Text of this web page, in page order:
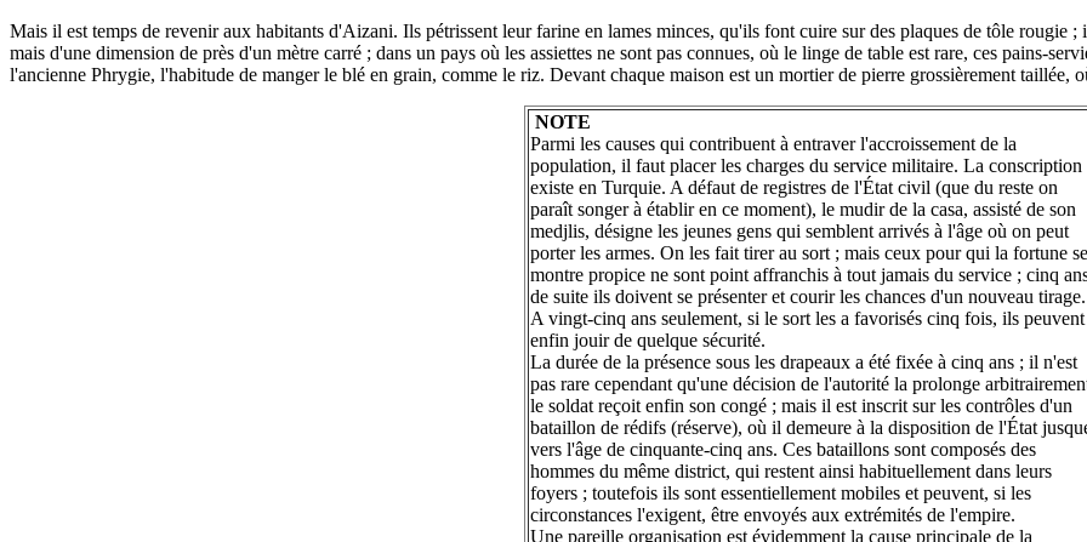
Mais il est temps de revenir aux habitants d'Aizani. Ils pétrissent leur farine en lames minces, qu'ils font cuire sur des plaques de tôle rougie ;
mais d'une dimension de près d'un mètre carré ; dans un pays où les assiettes ne sont pas connues, où le linge de table est rare, ces pains-
l'ancienne Phrygie, l'habitude de manger le blé en grain, comme le riz. Devant chaque maison est un mortier de pierre grossièrement taillée,
NOTE
Parmi les causes qui contribuent à entraver l'accroissement de la
population, il faut placer les charges du service militaire. La conscription
existe en Turquie. A défaut de registres de l'État civil (que du reste on
paraît songer à établir en ce moment), le mudir de la casa, assisté de son
medjlis, désigne les jeunes gens qui semblent arrivés à l'âge où on peut
porter les armes. On les fait tirer au sort ; mais ceux pour qui la fortune se
montre propice ne sont point affranchis à tout jamais du service ; cinq
de suite ils doivent se présenter et courir les chances d'un nouveau tirage.
A vingt-cinq ans seulement, si le sort les a favorisés cinq fois, ils peuvent
enfin jouir de quelque sécurité.
La durée de la présence sous les drapeaux a été fixée à cinq ans ; il n'est
pas rare cependant qu'une décision de l'autorité la prolonge
le soldat reçoit enfin son congé ; mais il est inscrit sur les contrôles d'un
bataillon de rédifs (réserve), où il demeure à la disposition de l'État
vers l'âge de cinquante-cinq ans. Ces bataillons sont composés des
hommes du même district, qui restent ainsi habituellement dans leurs
foyers ; toutefois ils sont essentiellement mobiles et peuvent, si les
circonstances l'exigent, être envoyés aux extrémités de l'empire.
Une pareille organisation est évidemment la cause principale de la